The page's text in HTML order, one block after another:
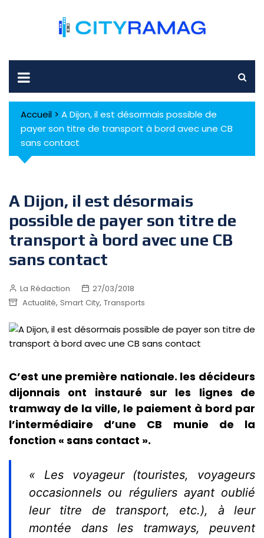
Accueil > A Dijon, il est désormais possible de
payer son titre de transport à bord avec une CB
sans contact
A Dijon, il est désormais
possible de payer son titre de
transport à bord avec une CB
sans contact
La Rédaction
27/03/2018
Actualité, Smart City, Transports
C’est une première nationale. les décideurs
dijonnais ont instauré sur les lignes de
tramway de la ville, le paiement à bord par
l’intermédiaire d’une CB munie de la
fonction « sans contact ».
« Les voyageur (touristes, voyageurs
occasionnels ou réguliers ayant oublié
leur titre de transport, etc.), à leur
montée dans les tramways, peuvent